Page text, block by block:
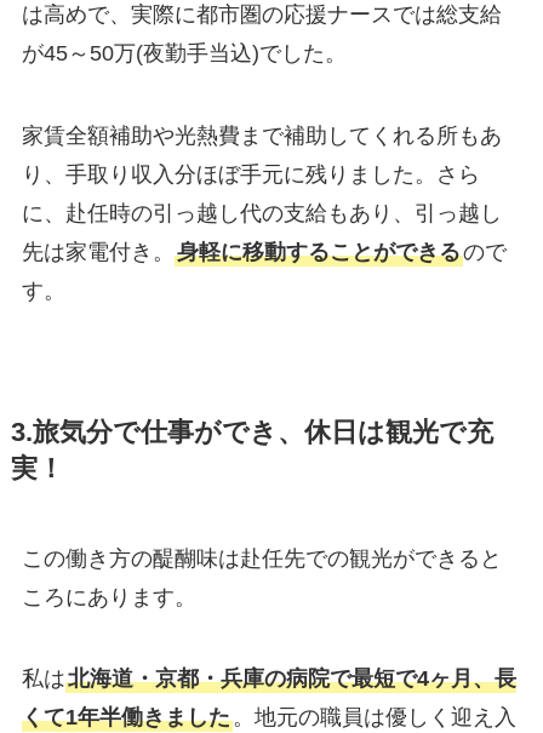
は高めで、実際に都市圏の応援ナースでは総支給
が45～50万(夜勤手当込)でした。
家賃全額補助や光熱費まで補助してくれる所もあ
り、手取り収入分ほぼ手元に残りました。さら
に、赴任時の引っ越し代の支給もあり、引っ越し
先は家電付き。 身軽に移動することができるので
す。
3.旅気分で仕事ができ、休日は観光で充
実！
この働き方の醍醐味は赴任先での観光ができると
ころにあります。
私は北海道・京都・兵庫の病院で最短で4ヶ月、長
くて1年半働きました。地元の職員は優しく迎え入